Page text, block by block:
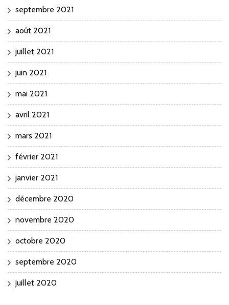
septembre 2021
août 2021
juillet 2021
juin 2021
mai 2021
avril 2021
mars 2021
février 2021
janvier 2021
décembre 2020
novembre 2020
octobre 2020
septembre 2020
juillet 2020